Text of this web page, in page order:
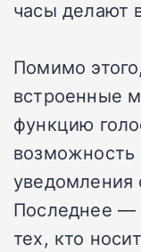
часы делают
Помимо
встроенные
функцию
возможность
уведомления
Последнее —
тех, кто